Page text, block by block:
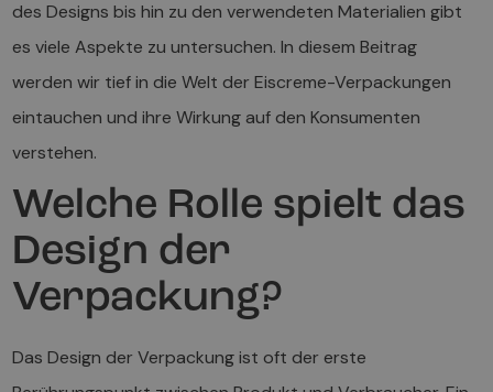
des Designs bis hin zu den verwendeten Materialien gibt
es viele Aspekte zu untersuchen. In diesem Beitrag
werden wir tief in die Welt der Eiscreme-Verpackungen
eintauchen und ihre Wirkung auf den Konsumenten
verstehen.
Welche Rolle spielt das
Design der
Verpackung?
Das Design der Verpackung ist oft der erste